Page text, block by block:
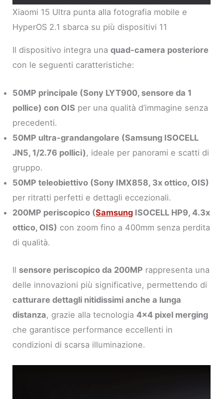
Xiaomi 15 Ultra punta alla fotografia mobile e
HyperOS 2.1 sbarca su più dispositivi 11
Il dispositivo integra unaquad-camera posteriore
con le seguenti caratteristiche:
50MP principale (Sony LYT900, sensore da 1
pollice) con OIS per una qualità d’immagine senza
precedenti.
50MP ultra-grandangolare (Samsung ISOCELL
JN5, 1/2.76 pollici), ideale per panorami e scatti di
gruppo.
50MP teleobiettivo (Sony IMX858, 3x ottico, OIS)
per ritratti perfetti e dettagli eccezionali.
200MP periscopico (Samsung ISOCELL HP9, 4.3x
ottico, OIS) con zoom fino a 400mm senza perdita
di qualità.
Il sensore periscopico da 200MP rappresenta una
delle innovazioni più significative, permettendo di
catturare dettagli nitidissimi anche a lunga
distanza, grazie alla tecnologia4×4 pixel merging
che garantisce performance eccellenti in
condizioni di scarsa illuminazione.